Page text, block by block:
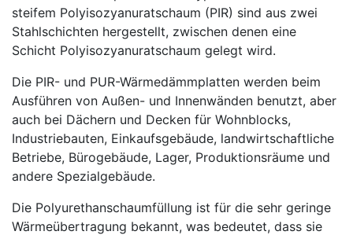
steifem Polyisozyanuratschaum (PIR) sind aus zwei
Stahlschichten hergestellt, zwischen denen eine
Schicht Polyisozyanuratschaum gelegt wird.
Die PIR- und PUR-Wärmedämmplatten werden beim
Ausführen von Außen- und Innenwänden benutzt, aber
auch bei Dächern und Decken für Wohnblocks,
Industriebauten, Einkaufsgebäude, landwirtschaftliche
Betriebe, Bürogebäude, Lager, Produktionsräume und
andere Spezialgebäude.
Die Polyurethanschaumfüllung ist für die sehr geringe
Wärmeübertragung bekannt, was bedeutet, dass sie